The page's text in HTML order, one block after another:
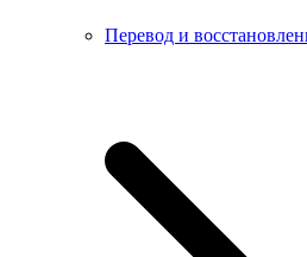
Перевод и